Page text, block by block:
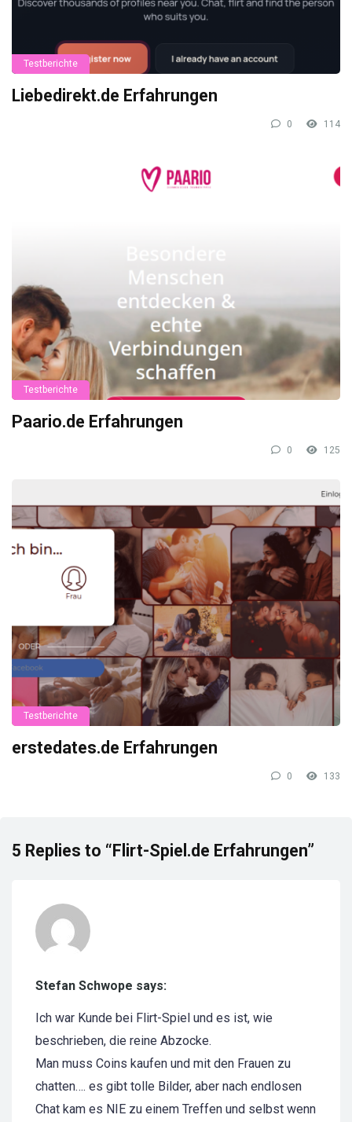
Testberichte
Liebedirekt.de Erfahrungen
0 114
Testberichte
Paario.de Erfahrungen
0 125
Testberichte
erstedates.de Erfahrungen
0 133
5 Replies to “Flirt-Spiel.de Erfahrungen”
Stefan Schwope says:
Ich war Kunde bei Flirt-Spiel und es ist, wie
beschrieben, die reine Abzocke.
Man muss Coins kaufen und mit den Frauen zu
chatten…. es gibt tolle Bilder, aber nach endlosen
Chat kam es NIE zu einem Treffen und selbst wenn